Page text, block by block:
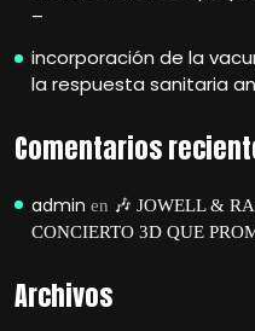
–
incorporación de la
la respuesta sanitaria
Comentarios
admin en 🎶 JOWELL &
CONCIERTO 3D QUE
Archivos